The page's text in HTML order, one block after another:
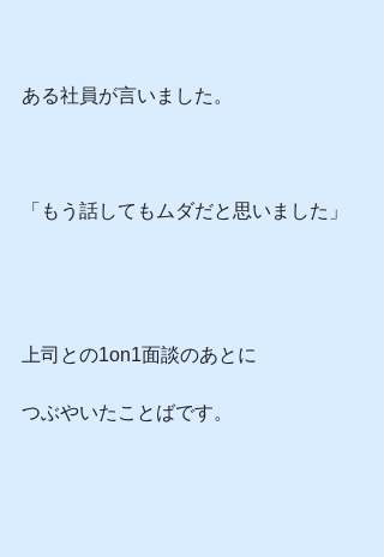
ある社員が言いました。
「もう話してもムダだと思いました」
上司との1on1面談のあとに
つぶやいたことばです。